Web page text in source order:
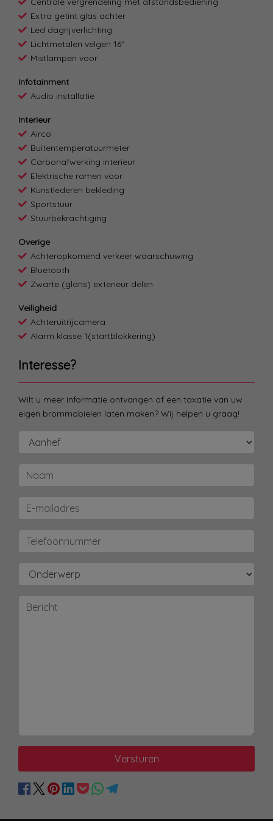
Extra getint glas achter
Led dagrijverlichting
Lichtmetalen velgen 16"
Mistlampen voor
Infotainment
Audio installatie
Interieur
Airco
Buitentemperatuurmeter
Carbonafwerking interieur
Elektrische ramen voor
Kunstlederen bekleding
Sportstuur
Stuurbekrachtiging
Overige
Achteropkomend verkeer waarschuwing
Bluetooth
Zwarte (glans) exterieur delen
Veiligheid
Achteruitrijcamera
Alarm klasse 1(startblokkering)
Interesse?
Wilt u meer informatie ontvangen of een taxatie van uw
eigen brommobielen laten maken? Wij helpen u graag!
Versturen